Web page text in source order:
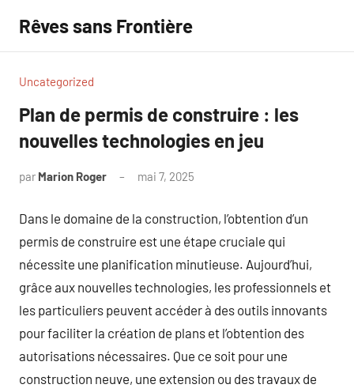
contenu
Rêves sans Frontière
Uncategorized
Plan de permis de construire : les
nouvelles technologies en jeu
par Marion Roger mai 7, 2025
Dans le domaine de la construction, l’obtention d’un
permis de construire est une étape cruciale qui
nécessite une planification minutieuse. Aujourd’hui,
grâce aux nouvelles technologies, les professionnels et
les particuliers peuvent accéder à des outils innovants
pour faciliter la création de plans et l’obtention des
autorisations nécessaires. Que ce soit pour une
construction neuve, une extension ou des travaux de